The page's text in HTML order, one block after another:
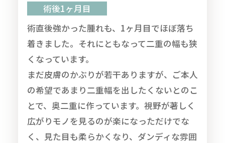
術後1ヶ月目
術直後強かった腫れも、1ヶ月目でほぼ落ち
着きました。それにともなって二重の幅も狭
くなっています。
まだ皮膚のかぶりが若干ありますが、ご本人
の希望であまり二重幅を出したくないとのこ
とで、奥二重に作っています。視野が著しく
広がりモノを見るのが楽になっただけでな
く、見た目も柔らかくなり、ダンディな雰囲